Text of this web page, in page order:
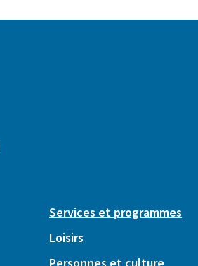
Services et programmes
Loisirs